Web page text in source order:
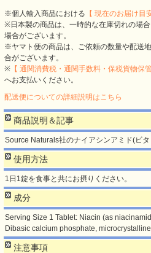
※個人輸入商品における 【 現在のお届け目
※日本製の商品は、一時的な在庫切れの場
場合がございます。
※ヤマト便の商品は、ご依頼の数量や配送
合がございます。
※ 【 通関消費税・通関手数料・保税貨物保管
へお支払いください。
配送便についての詳細説明はこちら
商品説明＆記事
Source Naturals社のナイアシンアミド(ビタ
使用方法
1日1錠を食事と共にお摂りください。
成分
Serving Size 1 Tablet: Niacin (as
Dibasic calcium phosphate,
注意事項